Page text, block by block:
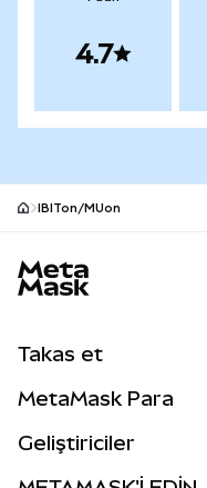
4.7
IBITon/MUon
Takas et
Perps
MetaMask Para
Geliştiriciler